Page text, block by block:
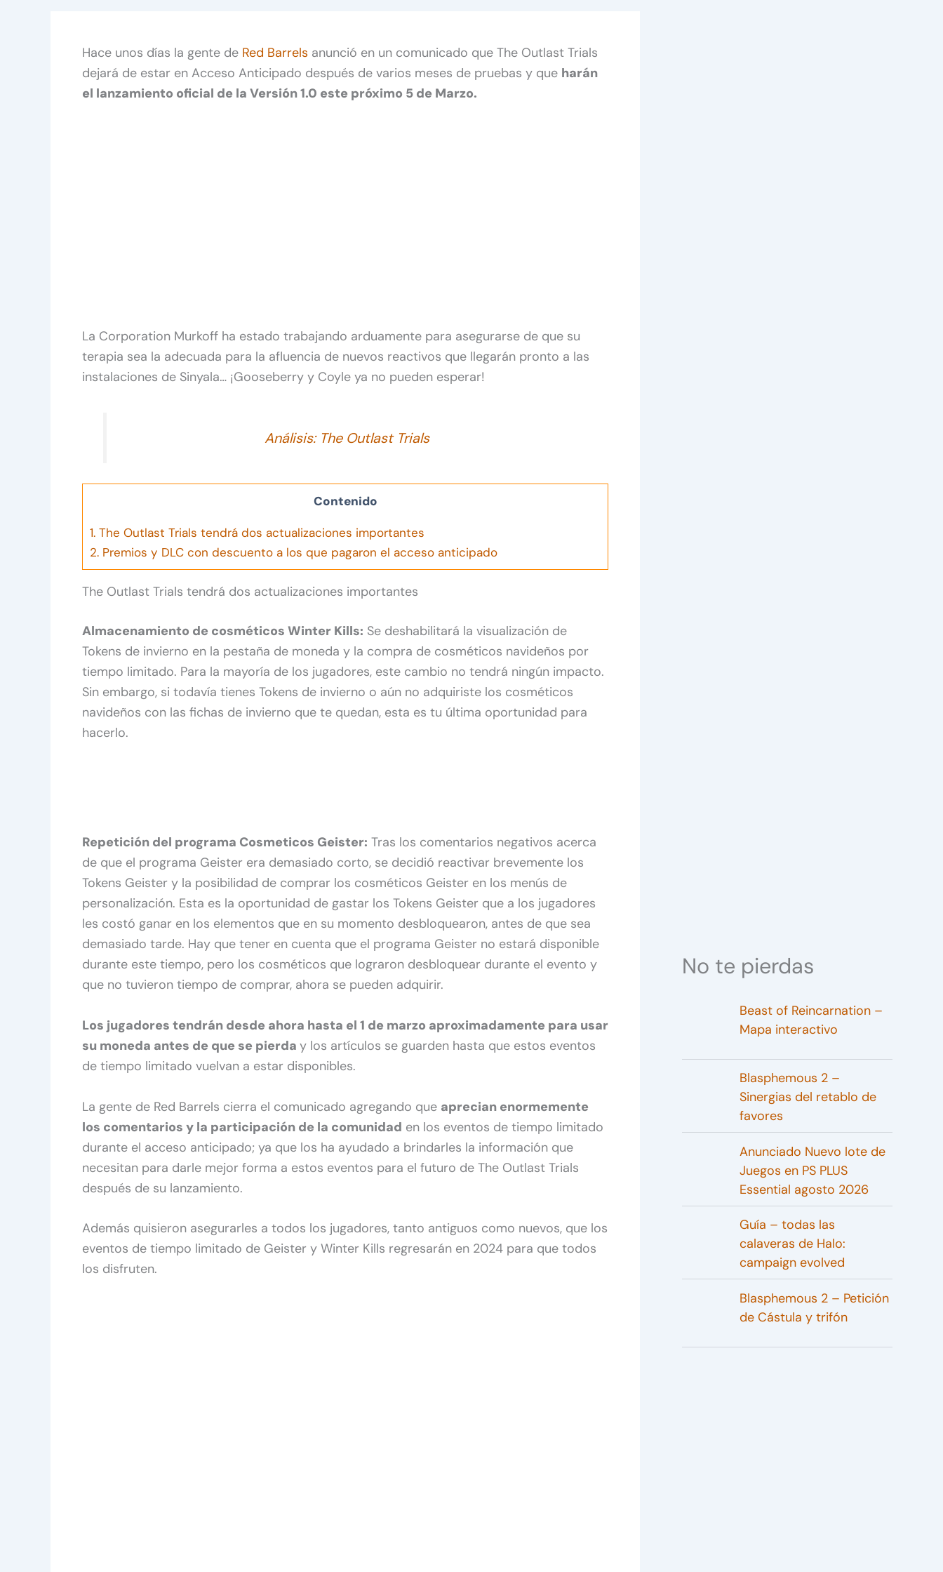
Hace unos días la gente de Red Barrels anunció en un comunicado que The Outlast Trials
dejará de estar en Acceso Anticipado después de varios meses de pruebas y que harán
el lanzamiento oficial de la Versión 1.0 este próximo 5 de Marzo.
La Corporation Murkoff ha estado trabajando arduamente para asegurarse de que su
terapia sea la adecuada para la afluencia de nuevos reactivos que llegarán pronto a las
instalaciones de Sinyala… ¡Gooseberry y Coyle ya no pueden esperar!
Análisis: The Outlast Trials
Contenido
1. The Outlast Trials tendrá dos actualizaciones importantes
2. Premios y DLC con descuento a los que pagaron el acceso anticipado
The Outlast Trials tendrá dos actualizaciones importantes
Almacenamiento de cosméticos Winter Kills: Se deshabilitará la visualización de
Tokens de invierno en la pestaña de moneda y la compra de cosméticos navideños por
tiempo limitado. Para la mayoría de los jugadores, este cambio no tendrá ningún impacto.
Sin embargo, si todavía tienes Tokens de invierno o aún no adquiriste los cosméticos
navideños con las fichas de invierno que te quedan, esta es tu última oportunidad para
hacerlo.
Repetición del programa Cosmeticos Geister: Tras los comentarios negativos acerca
de que el programa Geister era demasiado corto, se decidió reactivar brevemente los
Tokens Geister y la posibilidad de comprar los cosméticos Geister en los menús de
personalización. Esta es la oportunidad de gastar los Tokens Geister que a los jugadores
les costó ganar en los elementos que en su momento desbloquearon, antes de que sea
demasiado tarde. Hay que tener en cuenta que el programa Geister no estará disponible
durante este tiempo, pero los cosméticos que lograron desbloquear durante el evento y
que no tuvieron tiempo de comprar, ahora se pueden adquirir.
Los jugadores tendrán desde ahora hasta el 1 de marzo aproximadamente para usar
su moneda antes de que se pierda y los artículos se guarden hasta que estos eventos
de tiempo limitado vuelvan a estar disponibles.
La gente de Red Barrels cierra el comunicado agregando que aprecian enormemente
los comentarios y la participación de la comunidad en los eventos de tiempo limitado
durante el acceso anticipado; ya que los ha ayudado a brindarles la información que
necesitan para darle mejor forma a estos eventos para el futuro de The Outlast Trials
después de su lanzamiento.
Además quisieron asegurarles a todos los jugadores, tanto antiguos como nuevos, que los
eventos de tiempo limitado de Geister y Winter Kills regresarán en 2024 para que todos
los disfruten.
No te pierdas
Beast of Reincarnation –
Mapa interactivo
Blasphemous 2 –
Sinergias del retablo de
favores
Anunciado Nuevo lote de
Juegos en PS PLUS
Essential agosto 2026
Guía – todas las
calaveras de Halo:
campaign evolved
Blasphemous 2 – Petición
de Cástula y trifón